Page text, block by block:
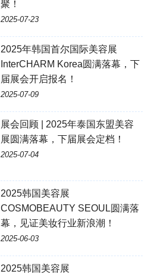
聚！
2025-07-23
2025年韩国首尔国际美容展
InterCHARM Korea圆满落幕，下
届展会开启报名！
2025-07-09
展会回顾 | 2025年泰国东盟美容
展圆满落幕，下届展会定档！
2025-07-04
2025韩国美容展
COSMOBEAUTY SEOUL圆满落
幕，见证美妆行业新浪潮！
2025-06-03
2025韩国美容展